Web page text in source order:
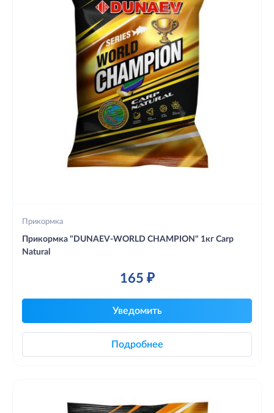
Прикормка
Прикормка "DUNAEV-WORLD CHAMPION" 1кг Carp
Natural
165 ₽
Уведомить
Подробнее